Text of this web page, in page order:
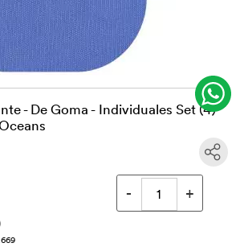
- De Goma - Individuales Set (4)